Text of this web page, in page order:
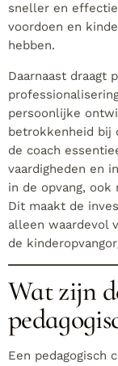
sneller en
voordoen en
hebben.
Daarnaast draagt
persoonlijke
betrokkenheid bij
de coach
vaardigheden en
in de opvang, ook
Dit maakt de
alleen waardevol
de
Wat zijn
Een pedagogisch